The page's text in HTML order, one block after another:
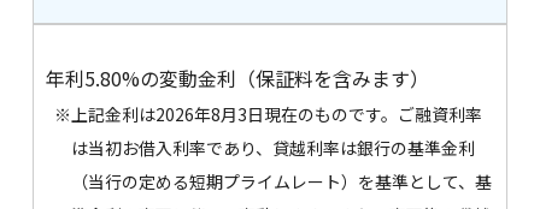
年利5.80%の変動金利（保証料を含みます）
※上記金利は2026年8月3日現在のものです。ご融資利率
は当初お借入利率であり、貸越利率は銀行の基準金利
（当行の定める短期プライムレート）を基準として、基